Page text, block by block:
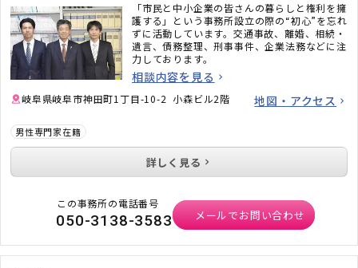
「市民と中小企業の皆さんの暮らしと権利を擁
護する」という事務所設立の際の“初心”を忘れ
ずに活動しています。交通事故、離婚、相続・
遺言、債務整理、刑事事件、企業法務などに注
力しております。
相談内容を見る
岐阜県岐阜市神田町1丁目-10-2 小森ビル2階 地図・アクセス
男性専門家在籍
詳しく見る
この事務所の電話番号
050-3138-3583 メールでお問い合わせ